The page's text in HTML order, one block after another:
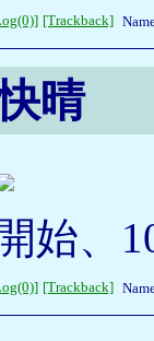
[Trackback]
晴
始、
[Trackback]